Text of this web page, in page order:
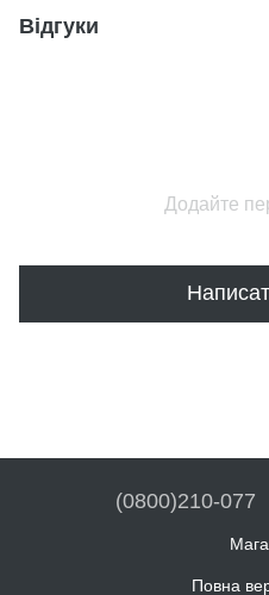
Відгуки
Додайте
(0800)210-077
Повна